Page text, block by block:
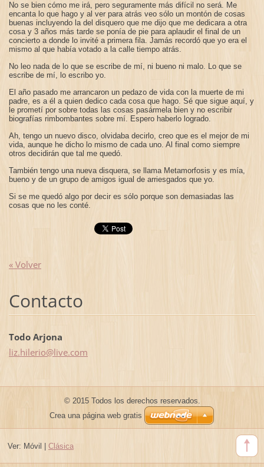
No se bien cómo me irá, pero seguramente más difícil no será. Me
encanta lo que hago y al ver para atrás veo sólo un montón de cosas
buenas incluyendo la del disquero que me dijo que me dedicara a otra
cosa y 3 años más tarde se ponía de pie para aplaudir el final de un
concierto a donde lo invité a primera fila. Jamás recordó que yo era el
mismo al que había votado a la calle tiempo atrás.
No leo nada de lo que se escribe de mí, ni bueno ni malo. Lo que se
escribe de mí, lo escribo yo.
El año pasado me arrancaron un pedazo de vida con la muerte de mi
padre, es a él a quien dedico cada cosa que hago. Sé que sigue aquí, y
le prometí por sobre todas las cosas pasármela bien y no escribir
biografías rimbombantes sobre mí. Espero haberlo logrado.
Ah, tengo un nuevo disco, olvidaba decirlo, creo que es el mejor de mi
vida, aunque he dicho lo mismo de cada uno. Al final como siempre
otros decidirán que tal me quedó.
También tengo una nueva disquera, se llama Metamorfosis y es mía,
bueno y de un grupo de amigos igual de arriesgados que yo.
Si se me quedó algo por decir es sólo porque son demasiadas las
cosas que no les conté.
« Volver
Contacto
Todo Arjona
liz.hilerio@live.com
© 2015 Todos los derechos reservados.
Crea una página web gratis
Ver: Móvil Clásica